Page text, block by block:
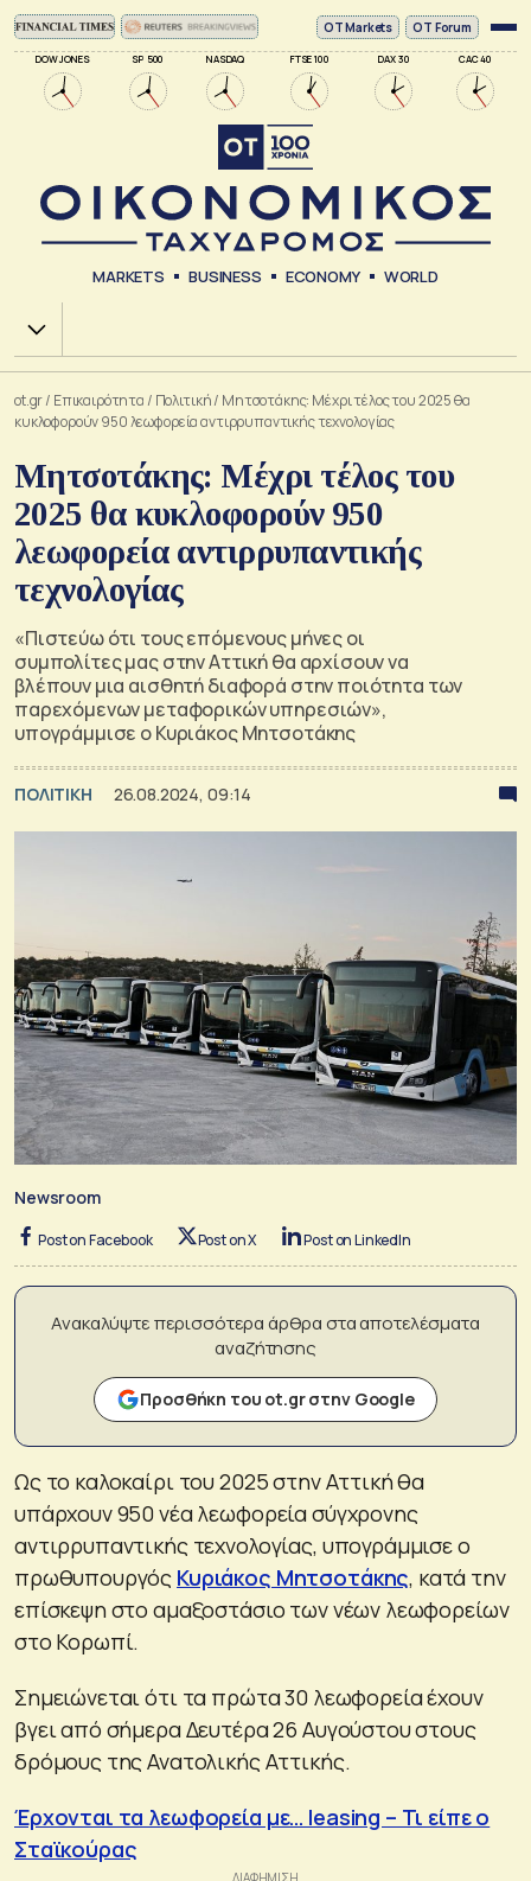
DOW JONES SP 500 NASDAQ FTSE 100 DAX 30 CAC 40
ΟΤ Markets OT Forum
MARKETS BUSINESS ECONOMY WORLD
Χ.Α.
ot.gr/ Επικαιρότητα / Πολιτική/ Μητσοτάκης: Μέχρι τέλος του 2025 θα
κυκλοφορούν 950 λεωφορεία αντιρρυπαντικής τεχνολογίας
Μητσοτάκης: Μέχρι τέλος του
2025 θα κυκλοφορούν 950
λεωφορεία αντιρρυπαντικής
τεχνολογίας
«Πιστεύω ότι τους επόμενους μήνες οι
συμπολίτες μας στην Αττική θα αρχίσουν να
βλέπουν μια αισθητή διαφορά στην ποιότητα των
παρεχόμενων μεταφορικών υπηρεσιών»,
υπογράμμισε ο Κυριάκος Μητσοτάκης
ΠΟΛΙΤΙΚΗ 26.08.2024, 09:14
Newsroom
Post on Facebook Post on X Post on LinkedIn
Ανακαλύψτε περισσότερα άρθρα στα αποτελέσματα
αναζήτησης
Προσθήκη του ot.gr στην Google
Ως το καλοκαίρι του 2025 στην Αττική θα
υπάρχουν 950 νέα λεωφορεία σύγχρονης
αντιρρυπαντικής τεχνολογίας, υπογράμμισε ο
πρωθυπουργός Κυριάκος Μητσοτάκης, κατά την
επίσκεψη στο αμαξοστάσιο των νέων λεωφορείων
στο Κορωπί.
Σημειώνεται ότι τα πρώτα 30 λεωφορεία έχουν
βγει από σήμερα Δευτέρα 26 Αυγούστου στους
δρόμους της Ανατολικής Αττικής.
Έρχονται τα λεωφορεία με… leasing – Τι είπε ο
Σταϊκούρας